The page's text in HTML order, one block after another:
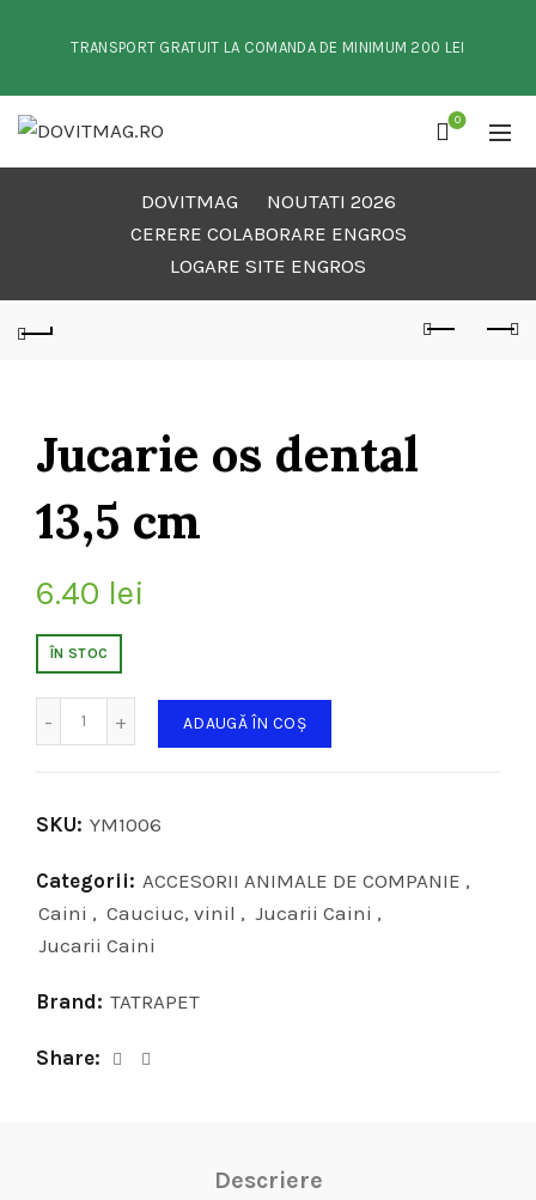
TRANSPORT GRATUIT LA COMANDA DE MINIMUM 200 LEI
0
DOVITMAG
NOUTATI 2026
CERERE COLABORARE ENGROS
LOGARE SITE ENGROS
Jucarie os dental
13,5 cm
6.40 lei
ÎN STOC
ADAUGĂ ÎN COȘ
SKU: YM1006
Categorii: ACCESORII ANIMALE DE COMPANIE ,
Caini , Cauciuc, vinil , Jucarii Caini ,
Jucarii Caini
Brand: TATRAPET
Share
Descriere